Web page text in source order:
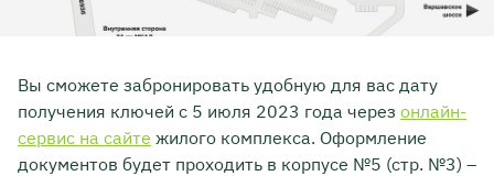
Вы сможете забронировать удобную для вас дату
получения ключей с 5 июля 2023 года через онлайн-
сервис на сайте жилого комплекса. Оформление
документов будет проходить в корпусе №5 (стр. №3) –